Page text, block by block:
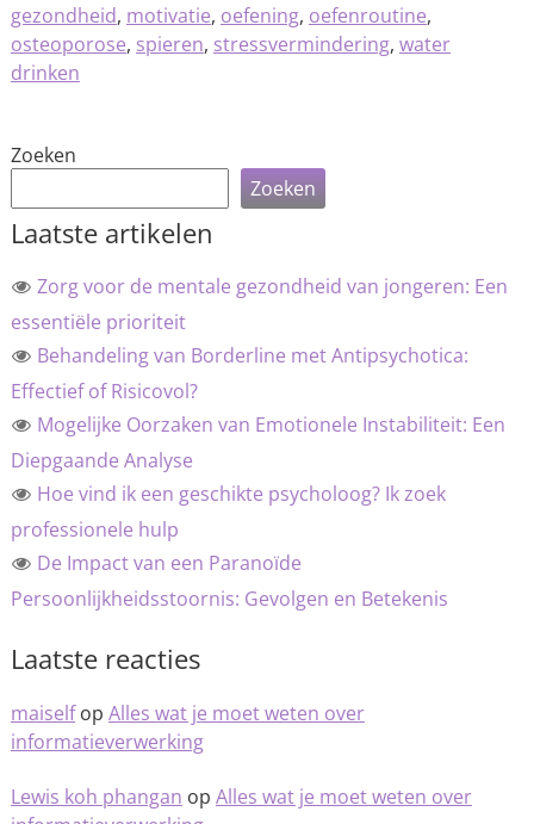
gezondheid, motivatie, oefening, oefenroutine,
osteoporose, spieren, stressvermindering, water
drinken
Zoeken
Zoeken
Laatste artikelen
Zorg voor de mentale gezondheid van jongeren: Een
essentiële prioriteit
Behandeling van Borderline met Antipsychotica:
Effectief of Risicovol?
Mogelijke Oorzaken van Emotionele Instabiliteit: Een
Diepgaande Analyse
Hoe vind ik een geschikte psycholoog? Ik zoek
professionele hulp
De Impact van een Paranoïde
Persoonlijkheidsstoornis: Gevolgen en Betekenis
Laatste reacties
maiselfop Alles wat je moet weten over
informatieverwerking
Lewis koh phangan op Alles wat je moet weten over